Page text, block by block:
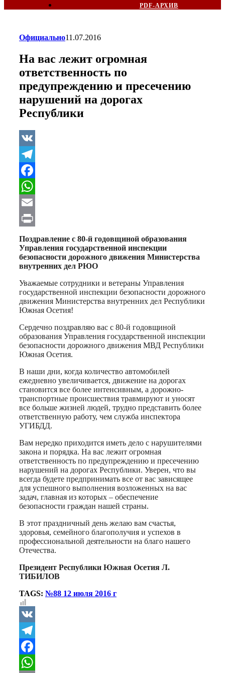
PDF-АРХИВ
Официально11.07.2016
На вас лежит огромная
ответственность по
предупреждению и пресечению
нарушений на дорогах
Республики
VK
Telegram
Facebook
WhatsApp
Email
Print
Поздравление с 80-й годовщиной образования
Управления государственной инспекции
безопасности дорожного движения Министерства
внутренних дел РЮО
Уважаемые сотрудники и ветераны Управления
государственной инспекции безопасности дорожного
движения Министерства внутренних дел Республики
Южная Осетия!
Сердечно поздравляю вас с 80-й годовщиной
образования Управления государственной инспекции
безопасности дорожного движения МВД Республики
Южная Осетия.
В наши дни, когда количество автомобилей
ежедневно увеличивается, движение на дорогах
становится все более интенсивным, а дорожно-
транспортные происшествия травмируют и уносят
все больше жизней людей, трудно представить более
ответственную работу, чем служба инспектора
УГИБДД.
Вам нередко приходится иметь дело с нарушителями
закона и порядка. На вас лежит огромная
ответственность по предупреждению и пресечению
нарушений на дорогах Республики. Уверен, что вы
всегда будете предпринимать все от вас зависящее
для успешного выполнения возложенных на вас
задач, главная из которых – обеспечение
безопасности граждан нашей страны.
В этот праздничный день желаю вам счастья,
здоровья, семейного благополучия и успехов в
профессиональной деятельности на благо нашего
Отечества.
Президент Республики Южная Осетия Л.
ТИБИЛОВ
TAGS: №88 12 июля 2016 г
VK
Telegram
Facebook